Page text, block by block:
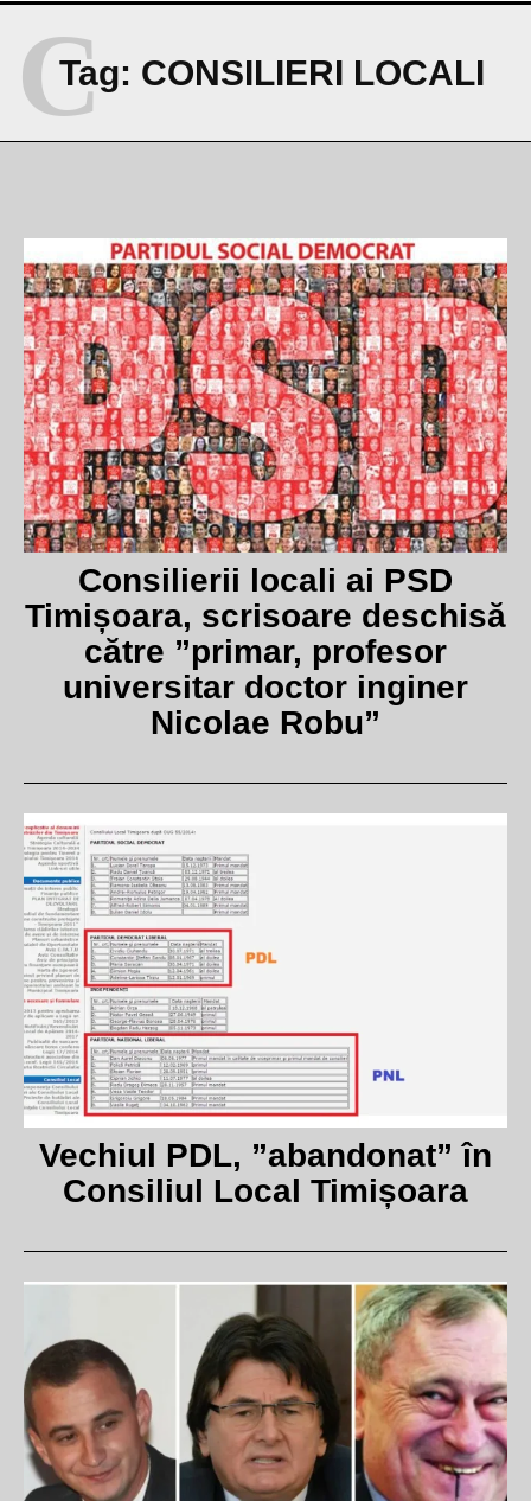
Tag: CONSILIERI LOCALI
C
Consilierii locali ai PSD
Timișoara, scrisoare deschisă
către ”primar, profesor
universitar doctor inginer
Nicolae Robu”
Vechiul PDL, ”abandonat” în
Consiliul Local Timișoara